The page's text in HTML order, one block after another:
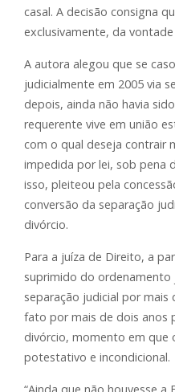
casal. A decisão consigna
exclusivamente, da
A autora alegou que se
judicialmente em 2005 via
depois, ainda não havia
requerente vive em união
com o qual deseja contrair
impedida por lei, sob pena
isso, pleiteou pela
conversão da separação
divórcio.
Para a juíza de Direito, a
suprimido do
separação judicial por mais
fato por mais de dois anos
divórcio, momento em que
potestativo e incondicional.